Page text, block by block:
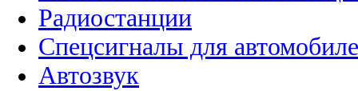
Радиостанции
Спецсигналы для
Автозвук